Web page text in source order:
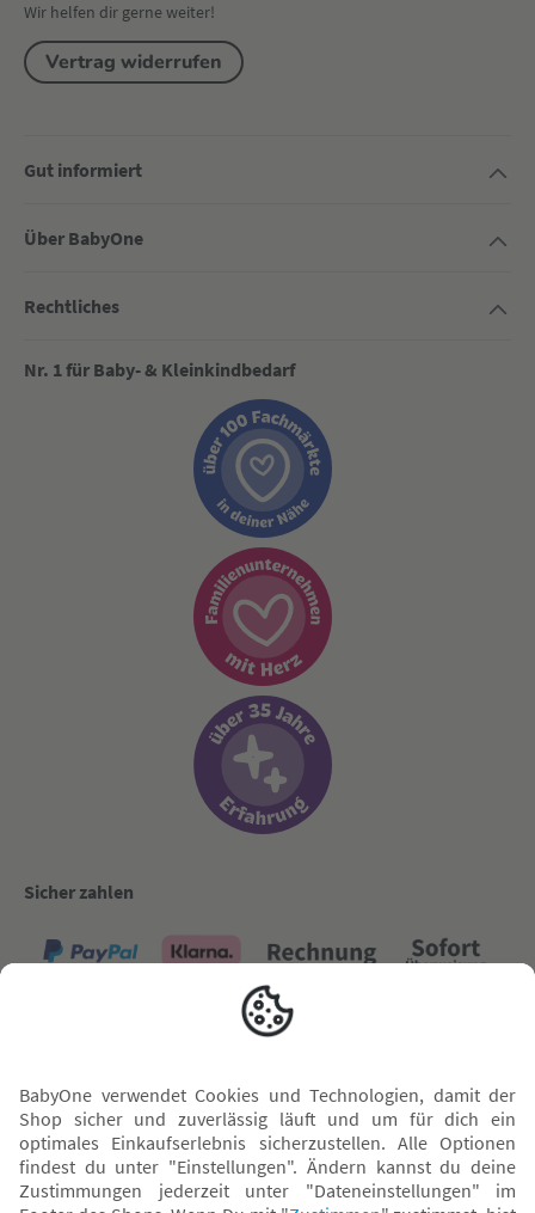
Wir helfen dir gerne weiter!
Vertrag widerrufen
Gut informiert
Über BabyOne
Rechtliches
Nr. 1 für Baby- & Kleinkindbedarf
Sicher zahlen
Versand mit